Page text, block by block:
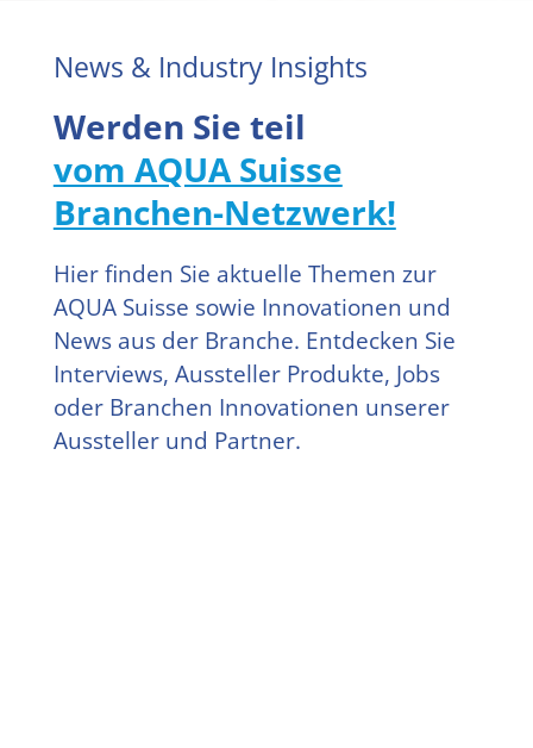
News & Industry Insights
Werden Sie teil
vom AQUA Suisse
Branchen-Netzwerk!
Hier finden Sie aktuelle Themen zur
AQUA Suisse sowie Innovationen und
News aus der Branche. Entdecken Sie
Interviews, Aussteller Produkte, Jobs
oder Branchen Innovationen unserer
Aussteller und Partner.